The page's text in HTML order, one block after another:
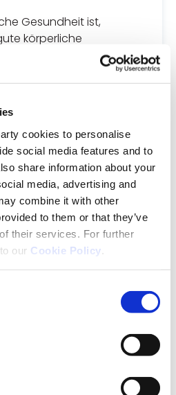
cookies to personalise
social media features and to
share information about your
media, advertising and
combine it with other
to them or that they’ve
their services. For further
our Cookie Policy
Gesundheit ist,
körperliche
Bestandteil
für unser psychisches
oder an wen wir
wenn es